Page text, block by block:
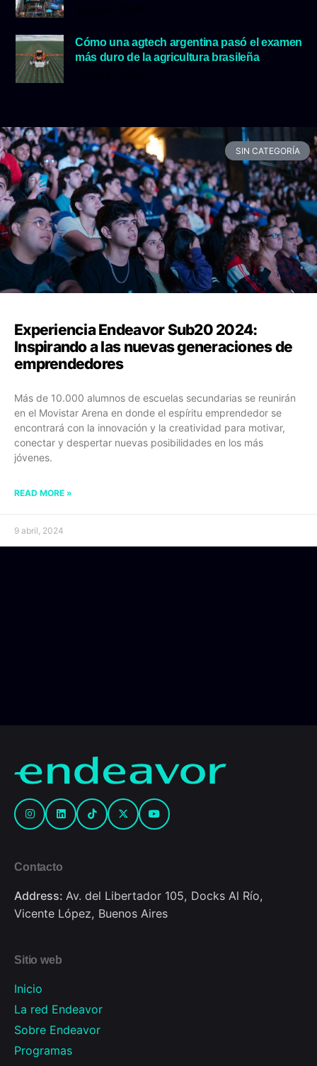
Cómo una agtech argentina pasó el examen
más duro de la agricultura brasileña
SIN CATEGORÍA
Experiencia Endeavor Sub20 2024:
Inspirando a las nuevas generaciones de
emprendedores
Más de 10.000 alumnos de escuelas secundarias se reunirán
en el Movistar Arena en donde el espíritu emprendedor se
encontrará con la innovación y la creatividad para motivar,
conectar y despertar nuevas posibilidades en los más
jóvenes.
READ MORE »
9 abril, 2024
Contacto
Address: Av. del Libertador 105, Docks Al Río,
Vicente López, Buenos Aires
Sitio web
Inicio
La red Endeavor
Sobre Endeavor
Programas